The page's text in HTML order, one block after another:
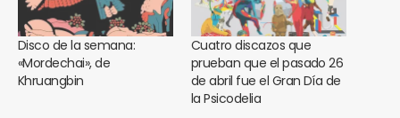
Disco de la semana:
«Mordechai», de
Khruangbin
Cuatro discazos que
prueban que el pasado 26
de abril fue el Gran Día de
la Psicodelia